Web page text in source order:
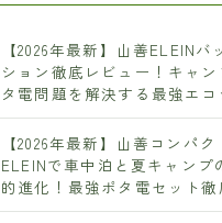
【2026年最新】山善ELEIN
ション徹底レビュー！キャ
タ電問題を解決する最強エコ
【2026年最新】山善コンパ
ELEINで車中泊と夏キャンプ
的進化！最強ポタ電セット徹